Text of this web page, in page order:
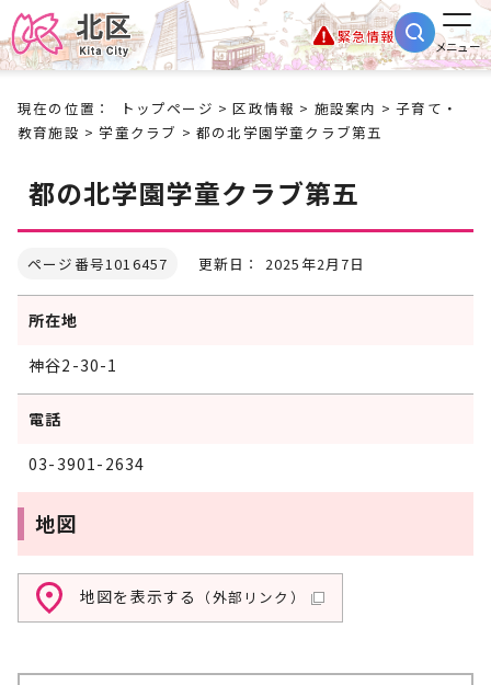
緊急情報
メニュー
現在の位置： トップページ >区政情報 > 施設案内 >子育て・
教育施設 > 学童クラブ > 都の北学園学童クラブ第五
都の北学園学童クラブ第五
ページ番号1016457 更新日： 2025年2月7日
所在地
神谷2-30-1
電話
03-3901-2634
地図
地図を表示する （外部リンク）